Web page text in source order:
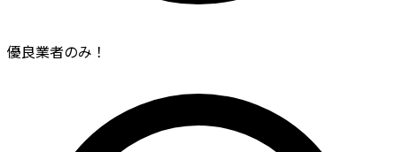
優良業者のみ！